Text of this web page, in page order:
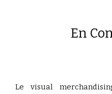
En
Le visual